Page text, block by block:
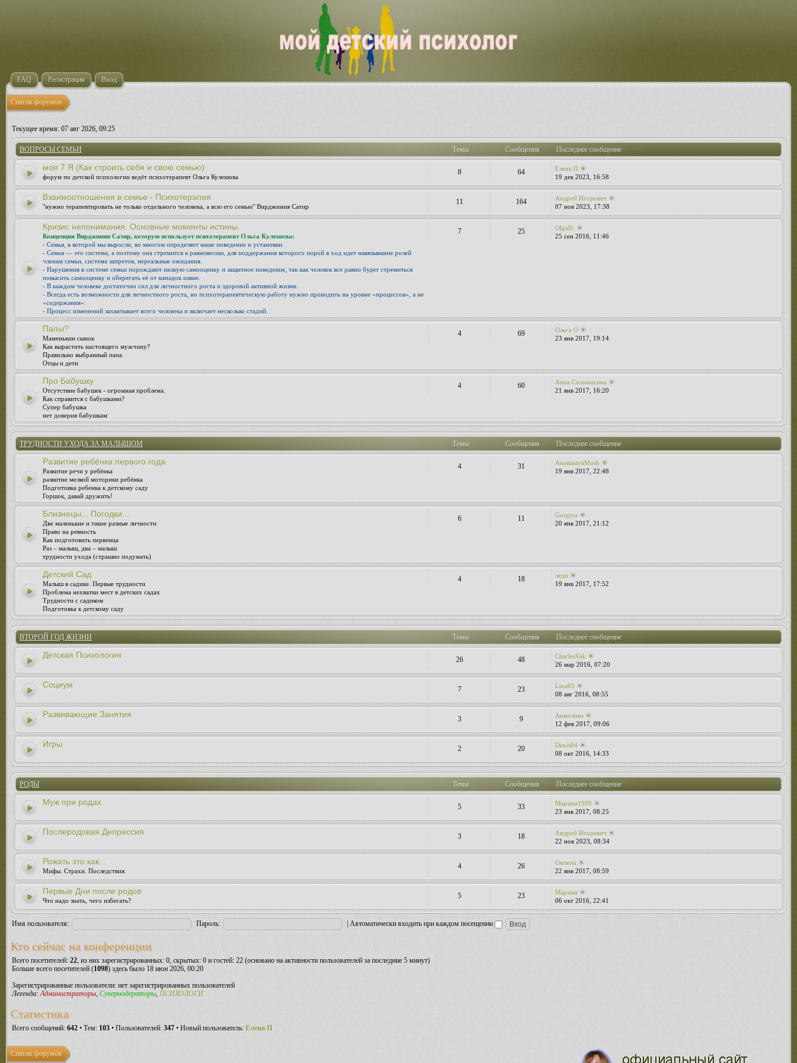
FAQ Регистрация Вход
Список форумов
Текущее время: 07 авг 2026, 09:25
ВОПРОСЫ СЕМЬИ Темы Сообщения Последнее сообщение
моя 7 Я (Как строить себя и свою семью)
форум по детской психологии ведёт психотерапевт Ольга Кулешова
8 64
Елена П
19 дек 2023, 16:58
Взаимоотношения в семье - Психотерапия
"нужно терапевтировать не только отдельного человека, а всю его семью" Вирджиния Сатир
11 164
Андрей Игоревич
07 ноя 2023, 17:38
Кризис непонимания. Основные моменты истины.
Концепция Вирджинии Сатир, которую использует психотерапевт Ольга Кулешова:
- Семья, в которой мы выросли, во многом определяет наше поведение и установки.
- Семья — это система, а поэтому она стремится к равновесию, для поддержания которого порой в ход идет навязывание ролей
членам семьи, система запретов, нереальные ожидания.
- Нарушения в системе семьи порождают низкую самооценку и защитное поведение, так как человек все равно будет стремиться
повысить самооценку и оберегать её от нападок извне.
- В каждом человеке достаточно сил для личностного роста и здоровой активной жизни.
- Всегда есть возможности для личностного роста, но психотерапевтическую работу нужно проводить на уровне «процессов», а не
«содержания».
- Процесс изменений захватывает всего человека и включает несколько стадий.
7 25
OlgaD.
25 сен 2016, 11:46
Папы?
Маменькин сынок
Как вырастить настоящего мужчину?
Правильно выбранный папа
Отцы и дети
4 69
Ольга O
23 янв 2017, 19:14
Про Бабушку
Отсутствие бабушек - огромная проблема.
Как справится с бабушками?
Супер бабушка
нет доверия бабушкам
4 60
Анна Соломахина
21 янв 2017, 16:20
ТРУДНОСТИ УХОДА ЗА МАЛЫШОМ Темы Сообщения Последнее сообщение
Развитие ребёнка первого года
Развитие речи у ребёнка
развитие мелкой моторики ребёнка
Подготовка ребенка к детскому саду
Горшок, давай дружить!
4 31
AnastasiyaMosh
19 янв 2017, 22:48
Близнецы... Погодки...
Две маленькие и такие разные личности
Право на ревность
Как подготовить первенца
Раз – малыш, два – малыш
трудности ухода (страшно подумать)
6 11
Gorgiya
20 янв 2017, 21:12
Детский Сад
Малыш в садике. Первые трудности
Проблема нехватки мест в детских садах
Трудности с садиком
Подготовка к детскому саду
4 18
леди
19 янв 2017, 17:52
ВТОРОЙ ГОД ЖИЗНИ Темы Сообщения Последнее сообщение
Детская Психология 26 48
CharlesVak
26 мар 2016, 07:20
Социум 7 23
Lina85
08 авг 2016, 08:55
Развивающие Занятия 3 9
Анжелика
12 фев 2017, 09:06
Игры 2 20
Denis84
08 окт 2016, 14:33
РОДЫ Темы Сообщения Последнее сообщение
Муж при родах 5 33
Марина1990
23 янв 2017, 08:25
Послеродовая Депрессия 3 18
Андрей Игоревич
22 ноя 2023, 08:34
Рожать это как...
Мифы. Страхи. Последствия.
4 26
Омлена
22 янв 2017, 08:59
Первые Дни после родов
Что надо знать, чего избегать?
5 23
Марина
06 окт 2016, 22:41
Имя пользователя: Пароль: | Автоматически входить при каждом посещении
Кто сейчас на конференции
Всего посетителей: 22, из них зарегистрированных: 0, скрытых: 0 и гостей: 22 (основано на активности пользователей за последние 5 минут)
Больше всего посетителей (1098) здесь было 18 июн 2026, 00:20
Зарегистрированные пользователи: нет зарегистрированных пользователей
Легенда:Администраторы, Супермодераторы, ПСИХОЛОГИ
Статистика
Всего сообщений: 642 • Тем: 103 • Пользователей: 347 • Новый пользователь: Елена П
Список форумов